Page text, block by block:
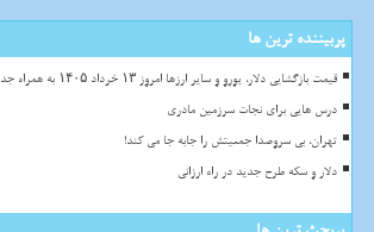
پربیننده ترین ها
قیمت بازگشایی دلار، یورو و سایر ارزها امروز ۱۳ خرداد ۱۴۰۵ به همراه جدول
درس هایی برای نجات سرزمین مادری
تهران، بی سروصدا جمعیتش را جابه جا می کند!
دلار و سکه طرح جدید در راه ارزانی